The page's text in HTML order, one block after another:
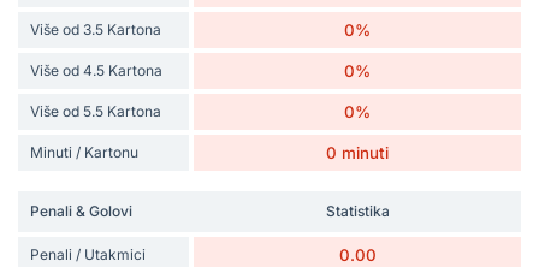
Više od 3.5 Kartona 0%
Više od 4.5 Kartona 0%
Više od 5.5 Kartona 0%
Minuti / Kartonu 0 minuti
Penali & Golovi Statistika
Penali / Utakmici 0.00